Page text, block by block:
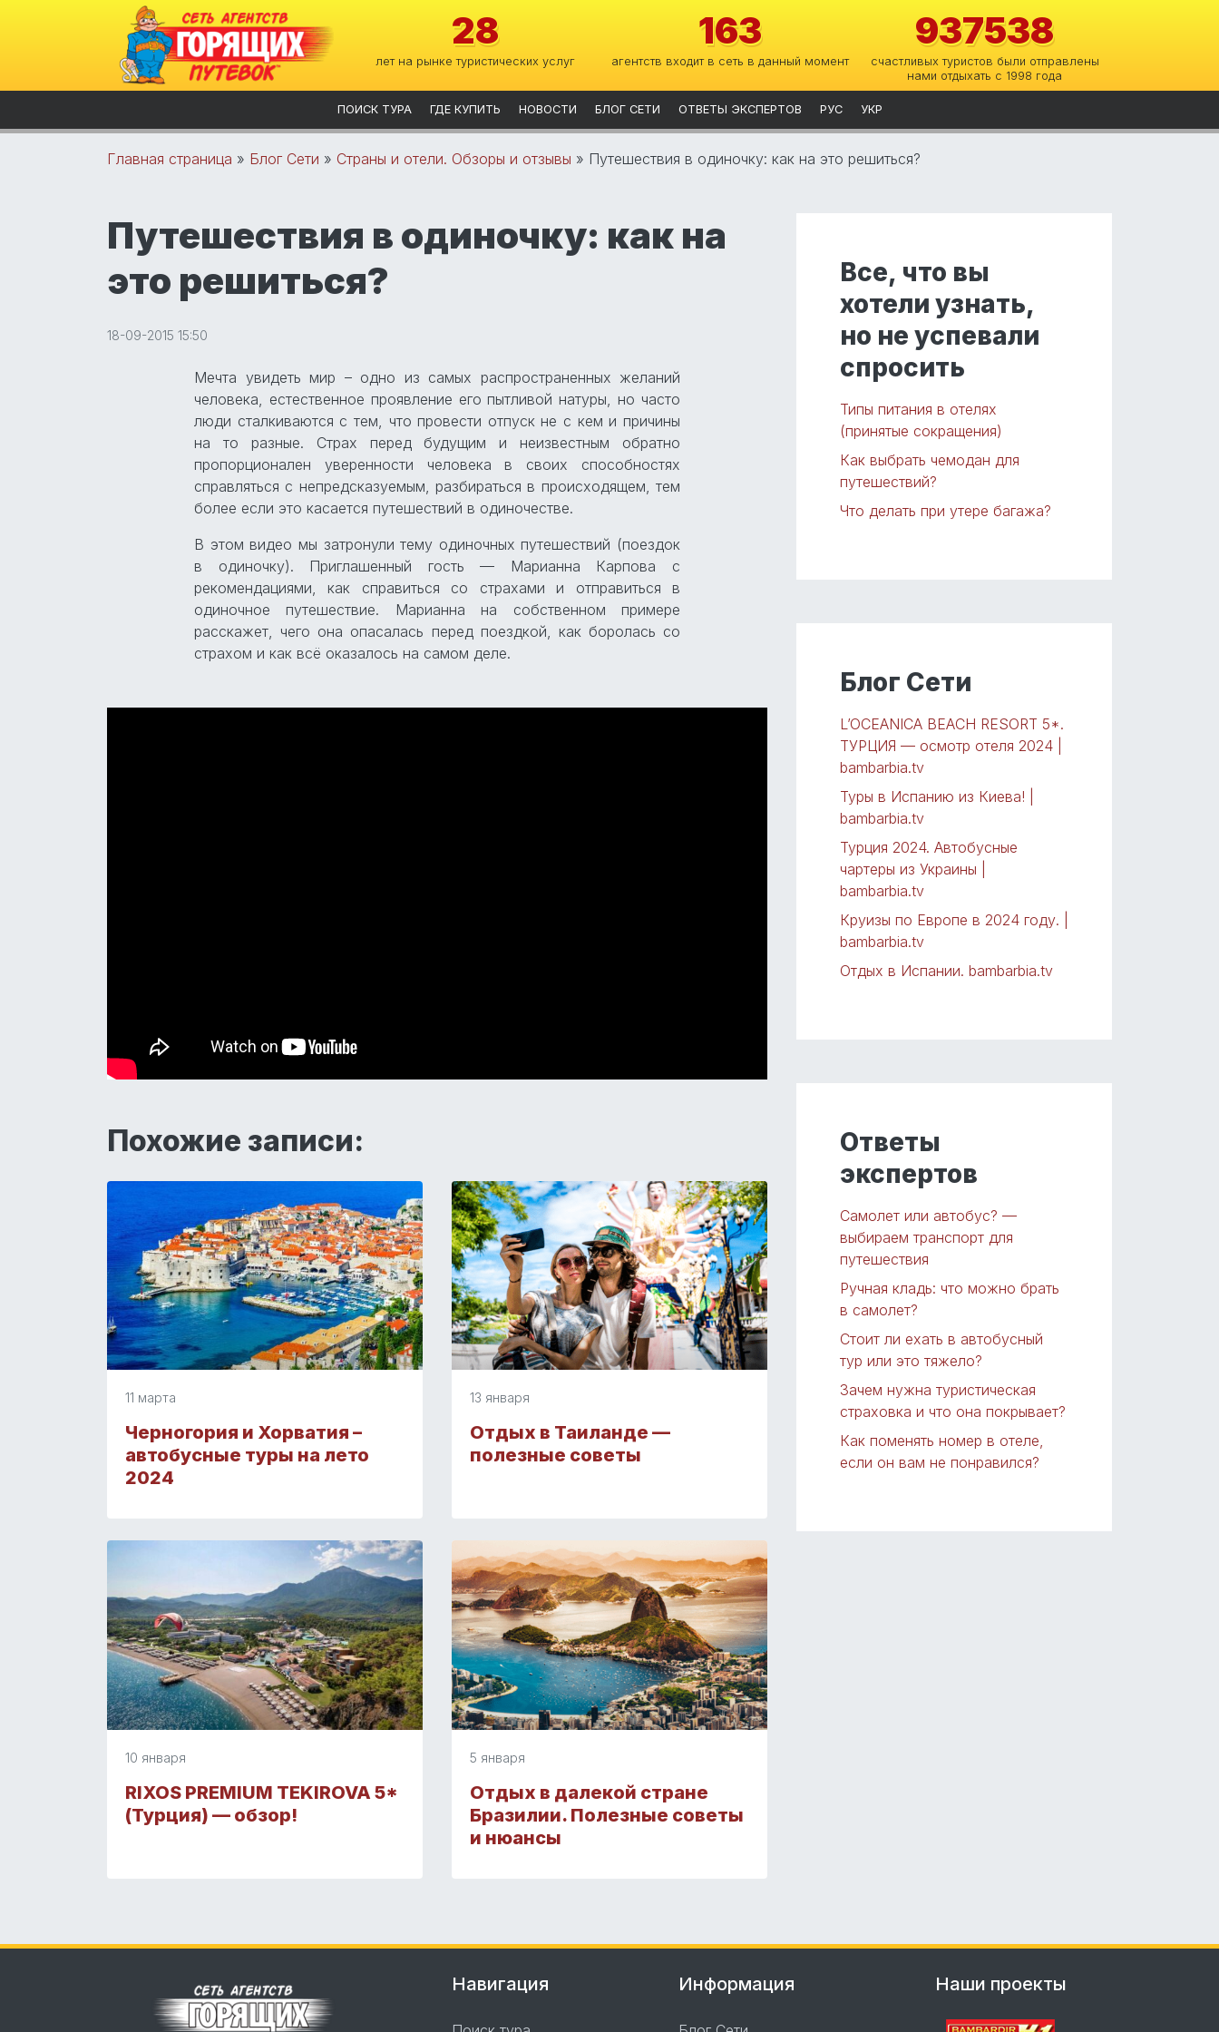
28
лет на рынке туристических услуг
163
агентств входит в сеть в данный момент
937538
счастливых туристов были отправлены
нами отдыхать с 1998 года
ПОИСК ТУРА ГДЕ КУПИТЬ НОВОСТИ БЛОГ СЕТИ ОТВЕТЫ ЭКСПЕРТОВ РУС УКР
Главная страница » Блог Сети » Страны и отели. Обзоры и отзывы » Путешествия в одиночку: как на это решиться?
Путешествия в одиночку: как на
это решиться?
18-09-2015 15:50
Мечта увидеть мир – одно из самых распространенных желаний
человека, естественное проявление его пытливой натуры, но часто
люди сталкиваются с тем, что провести отпуск не с кем и причины
на то разные. Страх перед будущим и неизвестным обратно
пропорционален уверенности человека в своих способностях
справляться с непредсказуемым, разбираться в происходящем, тем
более если это касается путешествий в одиночестве.
В этом видео мы затронули тему одиночных путешествий (поездок
в одиночку). Приглашенный гость — Марианна Карпова с
рекомендациями, как справиться со страхами и отправиться в
одиночное путешествие. Марианна на собственном примере
расскажет, чего она опасалась перед поездкой, как боролась со
страхом и как всё оказалось на самом деле.
Похожие записи:
11 марта
Черногория и Хорватия –
автобусные туры на лето
2024
13 января
Отдых в Таиланде —
полезные советы
10 января
RIXOS PREMIUM TEKIROVA 5*
(Турция) — обзор!
5 января
Отдых в далекой стране
Бразилии. Полезные советы
и нюансы
Все, что вы
хотели узнать,
но не успевали
спросить
Типы питания в отелях
(принятые сокращения)
Как выбрать чемодан для
путешествий?
Что делать при утере багажа?
Блог Сети
L’OCEANICA BEACH RESORT 5*.
ТУРЦИЯ — осмотр отеля 2024 |
bambarbia.tv
Туры в Испанию из Киева! |
bambarbia.tv
Турция 2024. Автобусные
чартеры из Украины |
bambarbia.tv
Круизы по Европе в 2024 году. |
bambarbia.tv
Отдых в Испании. bambarbia.tv
Ответы
экспертов
Самолет или автобус? —
выбираем транспорт для
путешествия
Ручная кладь: что можно брать
в самолет?
Стоит ли ехать в автобусный
тур или это тяжело?
Зачем нужна туристическая
страховка и что она покрывает?
Как поменять номер в отеле,
если он вам не понравился?
Навигация Информация Наши проекты